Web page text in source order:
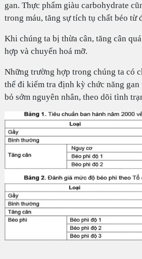
gan. Thực phẩm giàu carbohydrate
trong máu, tăng sự tích tụ chất béo từ
Khi chúng ta bị thừa cân, tăng cân
hợp và chuyển hoá mỡ.
Những trường hợp trong chúng ta có
thể đi kiểm tra định kỳ chức năng
bỏ sớm nguyên nhân, theo dõi tình